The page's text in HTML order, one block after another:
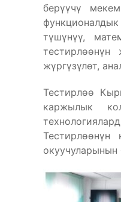
берүүчү
түшүнүү,
тестирлөөнүн
жүргүзүлөт,
Тестирлөө
каржылык